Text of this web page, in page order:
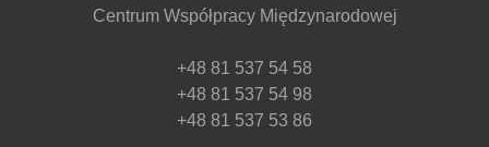
Centrum Współpracy Międzynarodowej
+48 81 537 54 58
+48 81 537 54 98
+48 81 537 53 86